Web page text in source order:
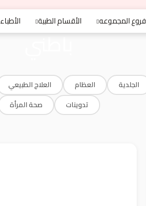
فروع المجموعه الأقسام الطبية الأطباء
باطني
الجلدية العظام العلاج الطبيعي
تدوينات
صحة المرأة